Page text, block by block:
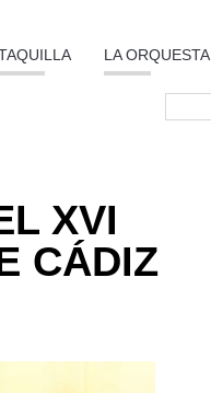
LA ORQUESTA
XVI
CÁDIZ